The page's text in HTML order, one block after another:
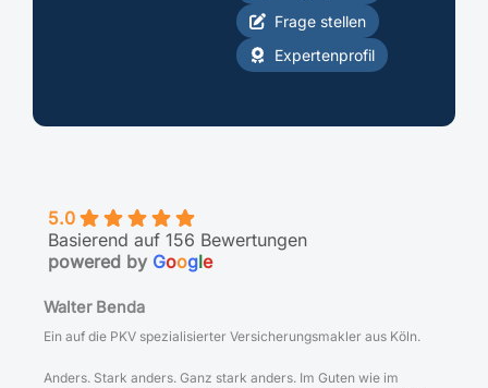
Frage stellen
Expertenprofil
5.0
Basierend auf 156 Bewertungen
powered by Google
Walter Benda
Ein auf die PKV spezialisierter Versicherungsmakler aus Köln.
Anders. Stark anders. Ganz stark anders. Im Guten wie im